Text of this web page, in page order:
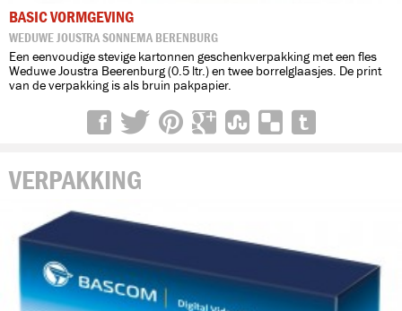
BASIC VORMGEVING
WEDUWE JOUSTRA SONNEMA BERENBURG
Een eenvoudige stevige kartonnen geschenkverpakking met een fles
Weduwe Joustra Beerenburg (0.5 ltr.) en twee borrelglaasjes. De print
van de verpakking is als bruin pakpapier.
VERPAKKING